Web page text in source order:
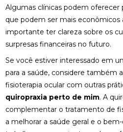
Algumas clínicas podem
que podem ser mais econômicos
importante ter clareza sobre os
surpresas financeiras no futuro.
Se você estiver interessado em
para a saúde, considere também
fisioterapia ocular com outras
quiropraxia perto de mim. A
complementar o tratamento de
a melhorar a saúde geral e o
MELHORES CLÍNICAS DE
MELHORES CLÍNICAS DE QUIROPRAXIA PARA
ALÍVIO DA DOR E BEM-ESTAR
MELHORES PALMILHAS JOANETE PARA CONFORTO
TOTAL
O QUE É QUIROPRAXIA E COMO ELA PODE
BENEFICIAR SUA SAÚDE
O QUE É QUIROPRAXIA?